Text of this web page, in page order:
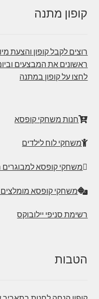
קופון מתנה
רוצים לקבל קופון והצעת
ראשונים את המבצעים
לחצו על קופון במתנה
חנות משחקי קופסא
משחקי לוח לילדים
משחקי קופסא למבוגרים
משחקי קופסא
רשימת סניפי יילובוקס
הטבות